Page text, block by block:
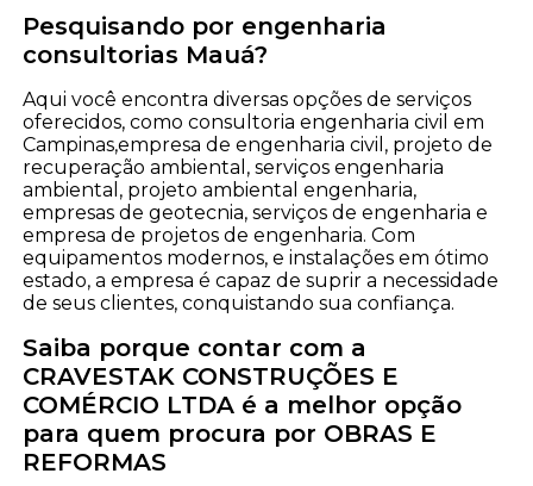
Pesquisando por engenharia
consultorias Mauá?
Aqui você encontra diversas opções de serviços
oferecidos, como consultoria engenharia civil em
Campinas,empresa de engenharia civil, projeto de
recuperação ambiental, serviços engenharia
ambiental, projeto ambiental engenharia,
empresas de geotecnia, serviços de engenharia e
empresa de projetos de engenharia. Com
equipamentos modernos, e instalações em ótimo
estado, a empresa é capaz de suprir a necessidade
de seus clientes, conquistando sua confiança.
Saiba porque contar com a
CRAVESTAK CONSTRUÇÕES E
COMÉRCIO LTDA é a melhor opção
para quem procura por OBRAS E
REFORMAS